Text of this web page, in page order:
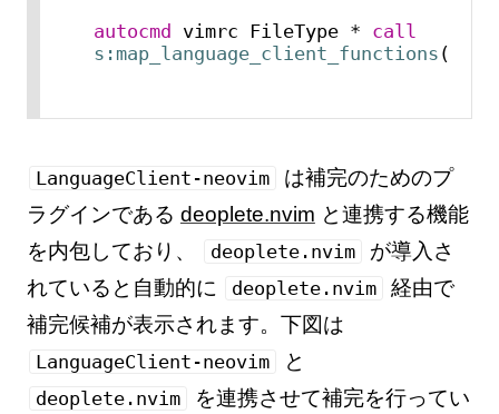
autocmd vimrc FileType * call
s:map_language_client_functions ()
LanguageClient-neovim
は補完のためのプ
ラグインである deoplete.nvim と連携する機能
を内包しており、
deoplete.nvim
が導入さ
れていると自動的に
deoplete.nvim
経由で
補完候補が表示されます。下図は
LanguageClient-neovim と
deoplete.nvim
を連携させて補完を行ってい